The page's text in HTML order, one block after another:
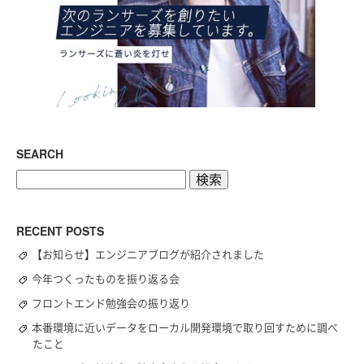
SEARCH
RECENT POSTS
【お知らせ】エンジニアブログが紹介されました
今年つくったものを振り返る会
フロントエンド勉強会の振り返り
本番環境に近いデータをローカル開発環境で取り回すために調べ
たこと